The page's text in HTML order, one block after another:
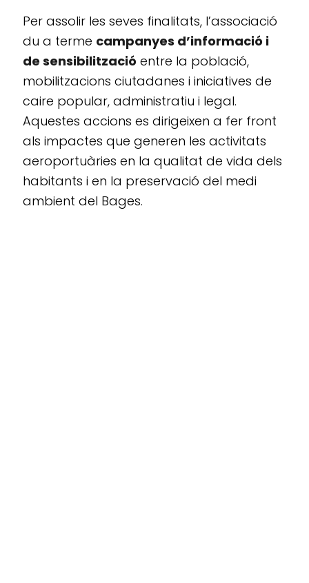
Per assolir les seves finalitats, l’associació
du a terme campanyes d’informació i
de sensibilització entre la població,
mobilitzacions ciutadanes i iniciatives de
caire popular, administratiu i legal.
Aquestes accions es dirigeixen a fer front
als impactes que generen les activitats
aeroportuàries en la qualitat de vida dels
habitants i en la preservació del medi
ambient del Bages.